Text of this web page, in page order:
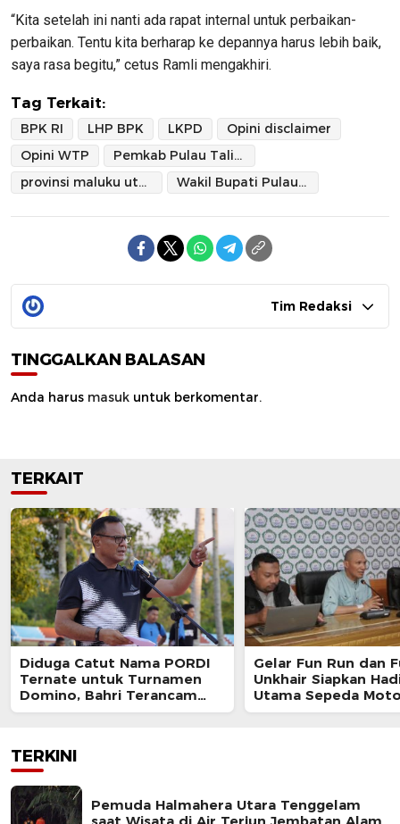
“Kita setelah ini nanti ada rapat internal untuk perbaikan-
perbaikan. Tentu kita berharap ke depannya harus lebih baik,
saya rasa begitu,” cetus Ramli mengakhiri.
Tag Terkait:
BPK RI LHP BPK LKPD
Opini disclaimer
Opini WTP
Pemkab Pulau Taliabu
provinsi maluku utara
Wakil Bupati Pulau Taliabu
Tim Redaksi
TINGGALKAN BALASAN
Anda harus masuk untuk berkomentar.
TERKAIT
Diduga Catut Nama PORDI
Ternate untuk Turnamen
Domino, Bahri Terancam
Diproses Hukum
Gelar Fun Run dan
Unkhair Siapkan
Utama Sepeda
TERKINI
Pemuda Halmahera Utara Tenggelam